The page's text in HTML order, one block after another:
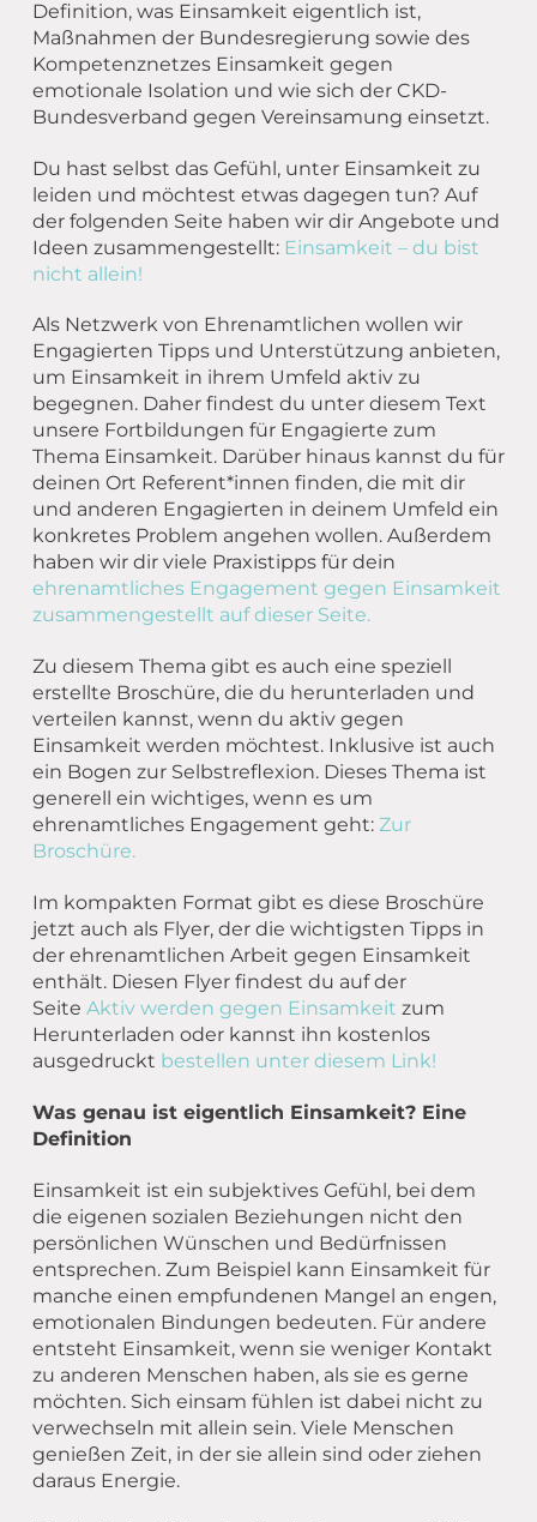
Definition, was Einsamkeit eigentlich ist,
Maßnahmen der Bundesregierung sowie des
Kompetenznetzes Einsamkeit gegen
emotionale Isolation und wie sich der CKD-
Bundesverband gegen Vereinsamung einsetzt.
Du hast selbst das Gefühl, unter Einsamkeit zu
leiden und möchtest etwas dagegen tun? Auf
der folgenden Seite haben wir dir Angebote und
Ideen zusammengestellt: Einsamkeit – du bist
nicht allein!
Als Netzwerk von Ehrenamtlichen wollen wir
Engagierten Tipps und Unterstützung anbieten,
um Einsamkeit in ihrem Umfeld aktiv zu
begegnen. Daher findest du unter diesem Text
unsere Fortbildungen für Engagierte zum
Thema Einsamkeit. Darüber hinaus kannst du für
deinen Ort Referent*innen finden, die mit dir
und anderen Engagierten in deinem Umfeld ein
konkretes Problem angehen wollen. Außerdem
haben wir dir viele Praxistipps für dein
ehrenamtliches Engagement gegen Einsamkeit
zusammengestellt auf dieser Seite.
Zu diesem Thema gibt es auch eine speziell
erstellte Broschüre, die du herunterladen und
verteilen kannst, wenn du aktiv gegen
Einsamkeit werden möchtest. Inklusive ist auch
ein Bogen zur Selbstreflexion. Dieses Thema ist
generell ein wichtiges, wenn es um
ehrenamtliches Engagement geht: Zur
Broschüre.
Im kompakten Format gibt es diese Broschüre
jetzt auch als Flyer, der die wichtigsten Tipps in
der ehrenamtlichen Arbeit gegen Einsamkeit
enthält. Diesen Flyer findest du auf der
Seite Aktiv werden gegen Einsamkeit zum
Herunterladen oder kannst ihn kostenlos
ausgedruckt bestellen unter diesem Link!
Was genau ist eigentlich Einsamkeit? Eine
Definition
Einsamkeit ist ein subjektives Gefühl, bei dem
die eigenen sozialen Beziehungen nicht den
persönlichen Wünschen und Bedürfnissen
entsprechen. Zum Beispiel kann Einsamkeit für
manche einen empfundenen Mangel an engen,
emotionalen Bindungen bedeuten. Für andere
entsteht Einsamkeit, wenn sie weniger Kontakt
zu anderen Menschen haben, als sie es gerne
möchten. Sich einsam fühlen ist dabei nicht zu
verwechseln mit allein sein. Viele Menschen
genießen Zeit, in der sie allein sind oder ziehen
daraus Energie.